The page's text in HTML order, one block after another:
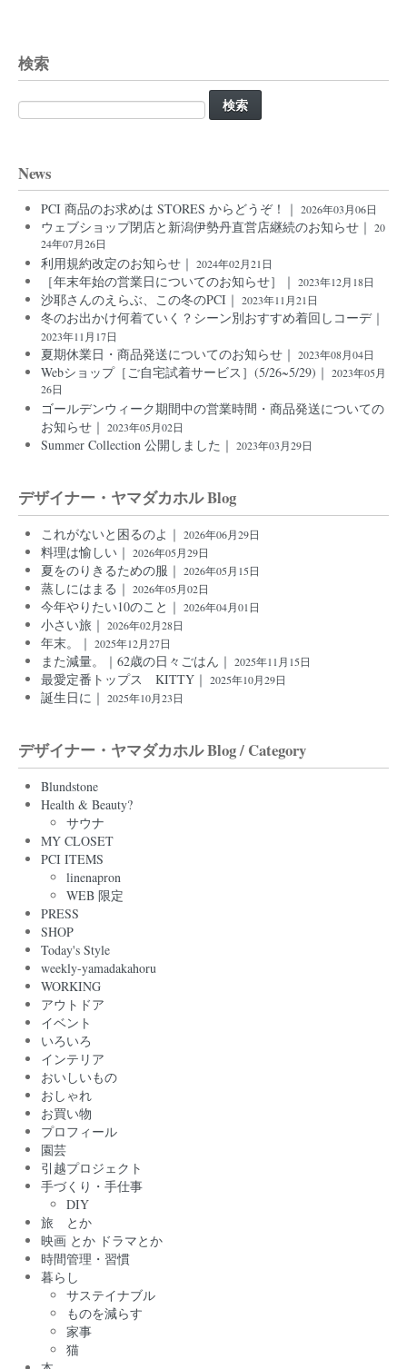
検索
検
索:
News
PCI 商品のお求めは STORES からどうぞ！｜ 2026年03月06日
ウェブショップ閉店と新潟伊勢丹直営店継続のお知らせ｜ 20
24年07月26日
利用規約改定のお知らせ｜ 2024年02月21日
［年末年始の営業日についてのお知らせ］｜ 2023年12月18日
沙耶さんのえらぶ、この冬のPCI｜ 2023年11月21日
冬のお出かけ何着ていく？シーン別おすすめ着回しコーデ｜
2023年11月17日
夏期休業日・商品発送についてのお知らせ｜ 2023年08月04日
Webショップ［ご自宅試着サービス］(5/26~5/29)｜ 2023年05月
26日
ゴールデンウィーク期間中の営業時間・商品発送についての
お知らせ｜ 2023年05月02日
Summer Collection 公開しました｜ 2023年03月29日
デザイナー・ヤマダカホル Blog
これがないと困るのよ｜ 2026年06月29日
料理は愉しい｜ 2026年05月29日
夏をのりきるための服｜ 2026年05月15日
蒸しにはまる｜ 2026年05月02日
今年やりたい10のこと｜ 2026年04月01日
小さい旅｜ 2026年02月28日
年末。｜ 2025年12月27日
また減量。｜62歳の日々ごはん｜ 2025年11月15日
最愛定番トップス KITTY｜ 2025年10月29日
誕生日に｜ 2025年10月23日
デザイナー・ヤマダカホル Blog / Category
Blundstone
Health & Beauty?
サウナ
MY CLOSET
PCI ITEMS
linenapron
WEB 限定
PRESS
SHOP
Today's Style
weekly-yamadakahoru
WORKING
アウトドア
イベント
いろいろ
インテリア
おいしいもの
おしゃれ
お買い物
プロフィール
園芸
引越プロジェクト
手づくり・手仕事
DIY
旅 とか
映画 とか ドラマとか
時間管理・習慣
暮らし
サステイナブル
ものを減らす
家事
猫